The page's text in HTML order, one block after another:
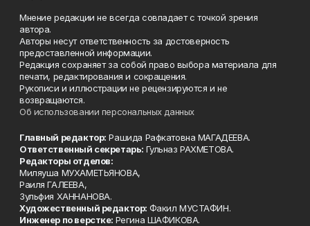
Мнение редакции не всегда совпадает с точкой зрения
автора.
Авторы несут ответственность за достоверность
предоставленной информации.
Редакция сохраняет за собой право выбора материала для
печати, редактирования и сокращения.
Рукописи и иллюстрации не рецензируются и не
возвращаются.
Об использовании персональных данных
Главный редактор: Рашида Рафкатовна МАГАДЕЕВА.
Ответственный секретарь: Гульназ РАХМЕТОВА.
Редакторы отделов:
Миляуша МУХАМЕТЬЯНОВА,
Раиля ГАЛЕЕВА,
Зульфия ХАННАНОВА.
Художественный редактор: Факил МУСТАФИН.
Инженер по верстке: Регина ШАФИКОВА.